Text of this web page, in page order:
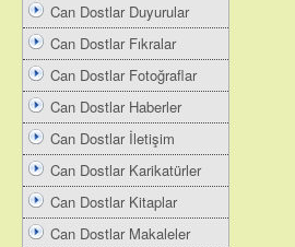
Can Dostlar Duyurular
Can Dostlar Fıkralar
Can Dostlar Fotoğraflar
Can Dostlar Haberler
Can Dostlar İletişim
Can Dostlar Karikatürler
Can Dostlar Kitaplar
Can Dostlar Makaleler